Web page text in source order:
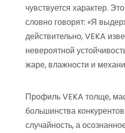
чувствуется характер.
словно говорят: «Я
действительно, VEKA
невероятной
жаре, влажности и
Профиль VEKA толще,
большинства
случайность, а